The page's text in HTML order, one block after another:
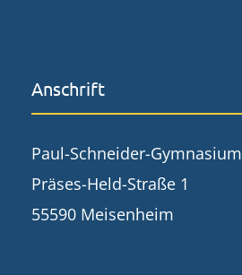
Anschrift
Paul-Schneider-Gymnasium
Präses-Held-Straße 1
55590 Meisenheim